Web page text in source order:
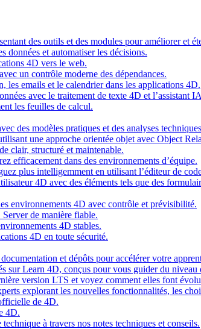
des outils et des modules pour améliorer et
données et automatiser les décisions.
4D vers le web.
un contrôle moderne des dépendances.
les emails et le calendrier dans les applications 4D.
avec le traitement de texte 4D et l’assistant
les feuilles de calcul.
des modèles pratiques et des analyses
une approche orientée objet avec Object
clair, structuré et maintenable.
efficacement dans des environnements d’équipe.
plus intelligemment en utilisant l’éditeur de
4D avec des éléments tels que des
environnements 4D avec contrôle et prévisibilité.
de manière fiable.
4D stables.
4D en toute sécurité.
et dépôts pour accélérer votre
sur Learn 4D, conçus pour vous guider du niveau
version LTS et voyez comment elles font
explorant les nouvelles fonctionnalités, les
de 4D.
4D.
à travers nos notes techniques et conseils.